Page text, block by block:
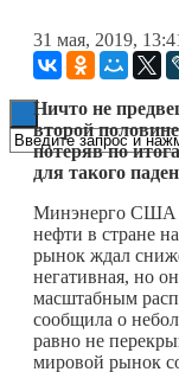
Книги
31 мая, 2019,
Ничто не
второй
потеряв по
для такого
Минэнерго США
нефти в стране
рынок ждал
негативная, но
масштабным
сообщила о
равно не
мировой рынок